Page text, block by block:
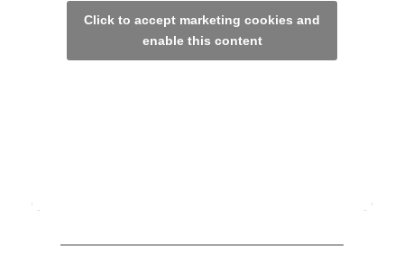
Click to accept marketing cookies and
enable this content